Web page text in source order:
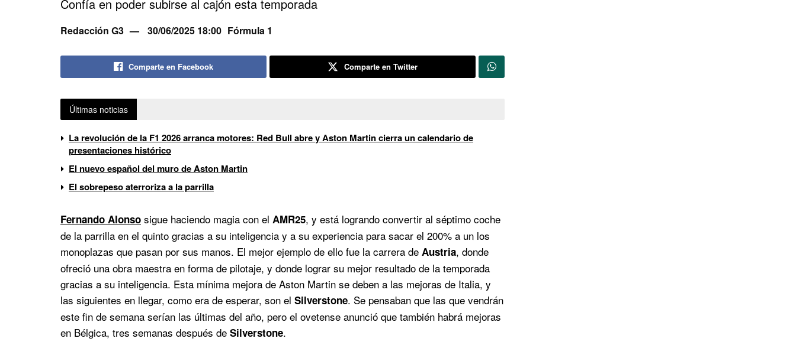
Confía en poder subirse al cajón esta temporada
Redacción G3 30/06/2025 18:00 Fórmula 1
Comparte en Facebook Comparte en Twitter
Últimas noticias
La revolución de la F1 2026 arranca motores: Red Bull abre y Aston Martin cierra un calendario de
presentaciones histórico
El nuevo español del muro de Aston Martin
El sobrepeso aterroriza a la parrilla
Fernando Alonso sigue haciendo magia con el AMR25, y está logrando convertir al séptimo coche
de la parrilla en el quinto gracias a su inteligencia y a su experiencia para sacar el 200% a un los
monoplazas que pasan por sus manos. El mejor ejemplo de ello fue la carrera de Austria, donde
ofreció una obra maestra en forma de pilotaje, y donde lograr su mejor resultado de la temporada
gracias a su inteligencia. Esta mínima mejora de Aston Martin se deben a las mejoras de Italia, y
las siguientes en llegar, como era de esperar, son el Silverstone. Se pensaban que las que vendrán
este fin de semana serían las últimas del año, pero el ovetense anunció que también habrá mejoras
en Bélgica, tres semanas después de Silverstone.